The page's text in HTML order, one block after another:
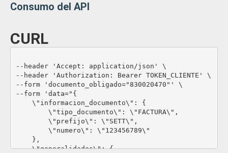
Consumo del API
CURL
--header 'Accept: application/json' \
--header 'Authorization: Bearer TOKEN_CLIENTE' \
--form 'documento_obligado="830020470"' \
--form 'data="{
    \"informacion_documento\": {
        \"tipo_documento\": \"FACTURA\",
        \"prefijo\": \"SETT\",
        \"numero\": \"123456789\"
    },
    \"generalidades\": {